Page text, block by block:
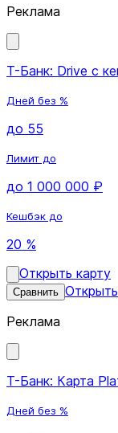
Реклама
Т-Банк: Drive с
Дней без %
до 55
Лимит до
до 1 000 000 ₽
Кешбэк до
20 %
Открыть карту
Сравнить
Реклама
Т-Банк: Карта
Дней без %